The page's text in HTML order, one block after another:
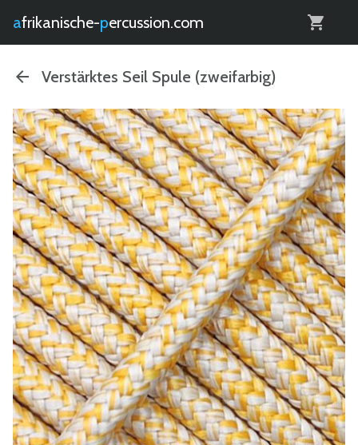
afrikanische- percussion.com
Verstärktes Seil Spule (zweifarbig)